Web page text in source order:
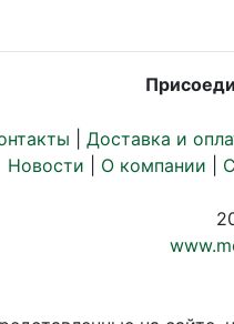
Доставка и
Новости
О компании